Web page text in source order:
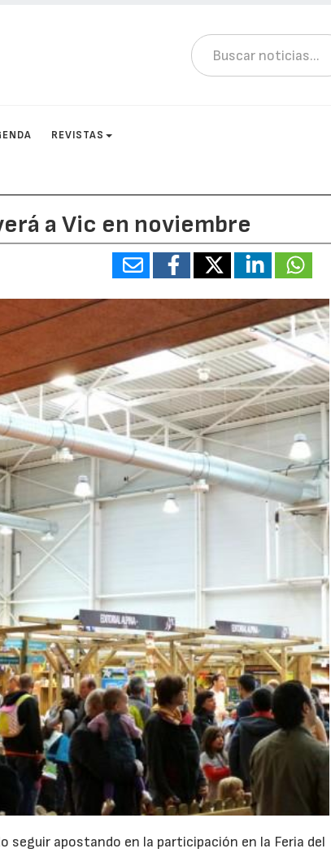
REVISTAS
a Vic en noviembre
seguir apostando en la participación en la Feria del